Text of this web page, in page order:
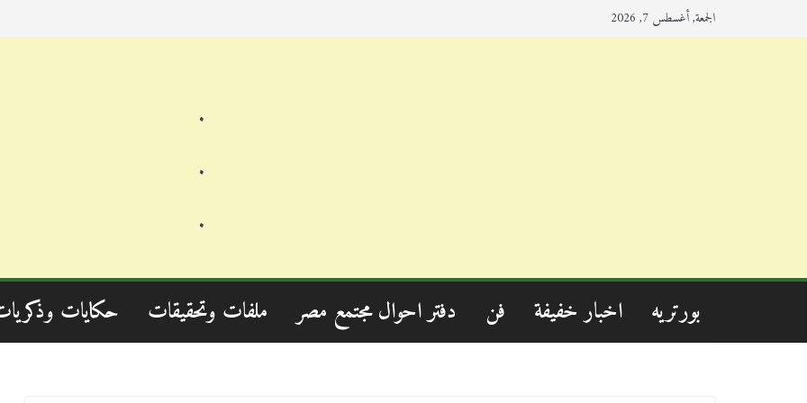
الجمعة, أغسطس 7, 2026
.
.
.
بورتريه اخبار خفيفة فن دفتر احوال مجتمع مصر ملفات وتحقيقات حكايات